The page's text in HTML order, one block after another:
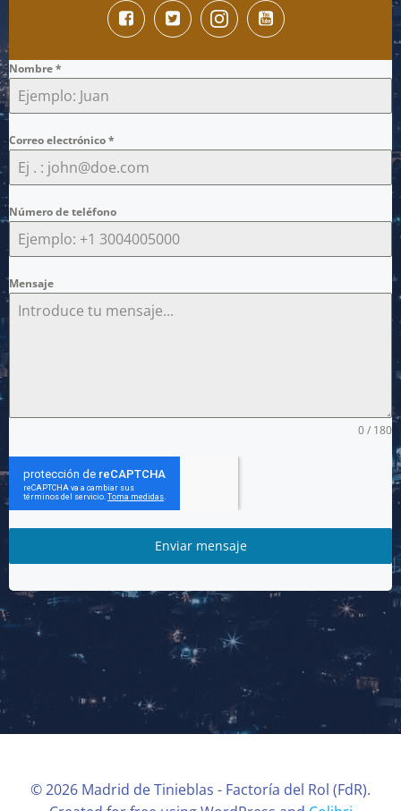
Nombre*
Correo electrónico*
Número de teléfono
Mensaje
0 / 180
Enviar mensaje
© 2026 Madrid de Tinieblas - Factoría del Rol (FdR).